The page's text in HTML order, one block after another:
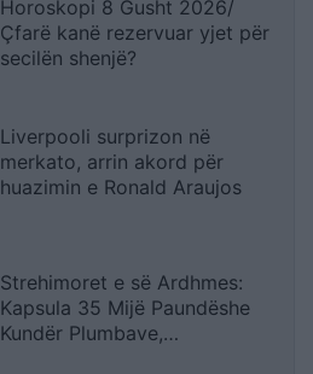
Horoskopi 8 Gusht 2026/
Çfarë kanë rezervuar yjet për
secilën shenjë?
Liverpooli surprizon në
merkato, arrin akord për
huazimin e Ronald Araujos
Strehimoret e së Ardhmes:
Kapsula 35 Mijë Paundëshe
Kundër Plumbave,